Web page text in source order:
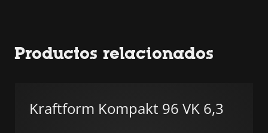
Productos relacionados
Kraftform Kompakt 96 VK 6,3